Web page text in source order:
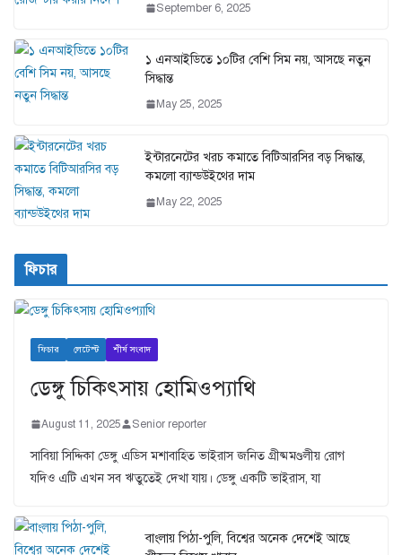
September 6, 2025
১ এনআইডিতে ১০টির বেশি সিম নয়, আসছে নতুন
সিদ্ধান্ত
May 25, 2025
ইন্টারনেটের খরচ কমাতে বিটিআরসির বড় সিদ্ধান্ত,
কমলো ব্যান্ডউইথের দাম
May 22, 2025
ফিচার
ফিচার লেটেস্ট শীর্ষ সংবাদ
ডেঙ্গু চিকিৎসায় হোমিওপ্যাথি
August 11, 2025 Senior reporter
সাবিয়া সিদ্দিকা ডেঙ্গু এডিস মশাবাহিত ভাইরাস জনিত গ্রীষ্মমণ্ডলীয় রোগ
যদিও এটি এখন সব ঋতুতেই দেখা যায়। ডেঙ্গু একটি ভাইরাস, যা
বাংলায় পিঠা-পুলি, বিশ্বের অনেক দেশেই আছে